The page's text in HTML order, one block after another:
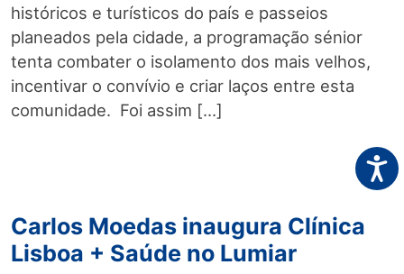
históricos e turísticos do país e passeios
planeados pela cidade, a programação sénior
tenta combater o isolamento dos mais velhos,
incentivar o convívio e criar laços entre esta
comunidade. Foi assim […]
Carlos Moedas inaugura Clínica
Lisboa + Saúde no Lumiar